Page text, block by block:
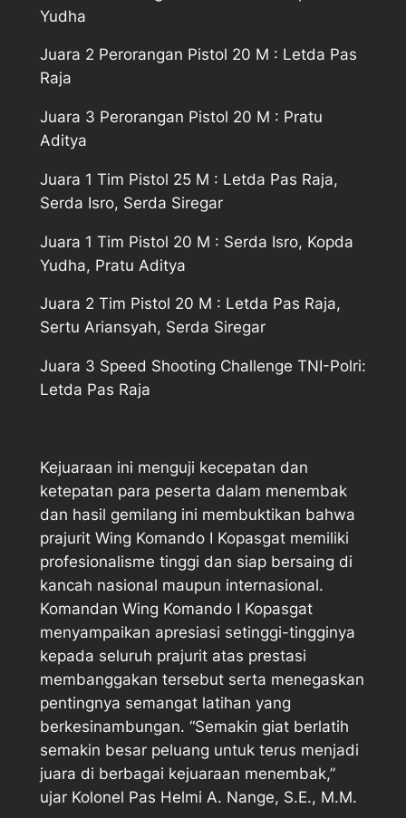
Yudha
Juara 2 Perorangan Pistol 20 M : Letda Pas
Raja
Juara 3 Perorangan Pistol 20 M : Pratu
Aditya
Juara 1 Tim Pistol 25 M : Letda Pas Raja,
Serda Isro, Serda Siregar
Juara 1 Tim Pistol 20 M : Serda Isro, Kopda
Yudha, Pratu Aditya
Juara 2 Tim Pistol 20 M : Letda Pas Raja,
Sertu Ariansyah, Serda Siregar
Juara 3 Speed Shooting Challenge TNI-Polri:
Letda Pas Raja
Kejuaraan ini menguji kecepatan dan
ketepatan para peserta dalam menembak
dan hasil gemilang ini membuktikan bahwa
prajurit Wing Komando I Kopasgat memiliki
profesionalisme tinggi dan siap bersaing di
kancah nasional maupun internasional.
Komandan Wing Komando I Kopasgat
menyampaikan apresiasi setinggi-tingginya
kepada seluruh prajurit atas prestasi
membanggakan tersebut serta menegaskan
pentingnya semangat latihan yang
berkesinambungan. “Semakin giat berlatih
semakin besar peluang untuk terus menjadi
juara di berbagai kejuaraan menembak,”
ujar Kolonel Pas Helmi A. Nange, S.E., M.M.